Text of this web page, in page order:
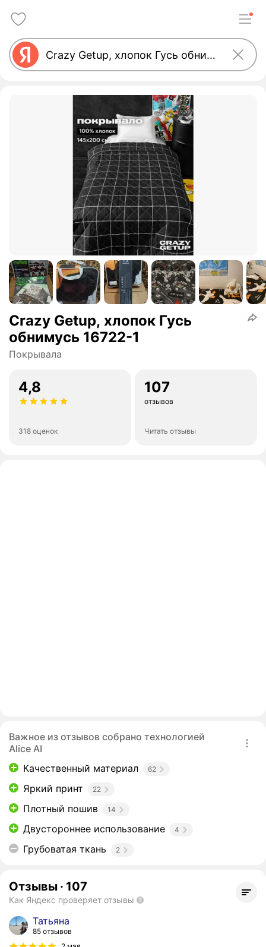
Crazy Getup, хлопок Гусь
обнимусь 16722-1
Покрывала
4,8
318 оценок
107
отзывов
Читать отзывы
Важное из отзывов собрано технологией
Alice AI
Качественный материал
62
Яркий принт 22
Плотный пошив 14
Двустороннее использование 4
Грубоватая ткань 2
Отзывы · 107
Как Яндекс проверяет отзывы
Татьяна
85 отзывов